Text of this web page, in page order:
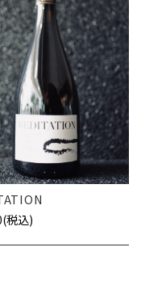
(税込)